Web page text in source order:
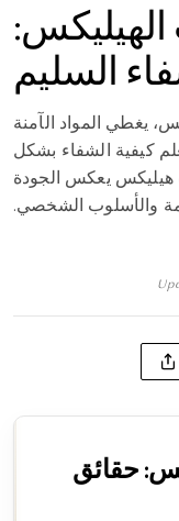
السليم
يغطي المواد الآمنة
كيفية الشفاء بشكل
هيليكس يعكس الجودة
والأسلوب الشخصي.
حقائق